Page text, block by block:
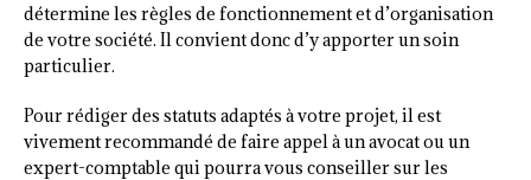
détermine les règles de fonctionnement et d’organisation
de votre société. Il convient donc d’y apporter un soin
particulier.
Pour rédiger des statuts adaptés à votre projet, il est
vivement recommandé de faire appel à un avocat ou un
expert-comptable qui pourra vous conseiller sur les